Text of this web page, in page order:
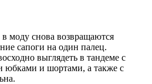
моду снова возвращаются
сапоги на один палец.
выглядеть в тандеме с
юбками и шортами, а также с